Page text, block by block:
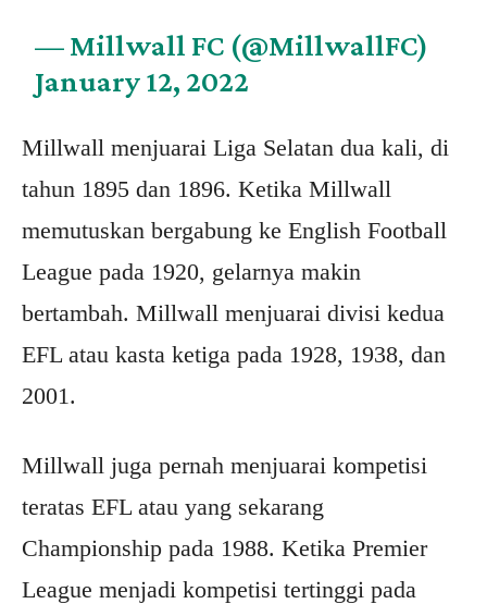
— Millwall FC (@MillwallFC)
January 12, 2022
Millwall menjuarai Liga Selatan dua kali, di
tahun 1895 dan 1896. Ketika Millwall
memutuskan bergabung ke English Football
League pada 1920, gelarnya makin
bertambah. Millwall menjuarai divisi kedua
EFL atau kasta ketiga pada 1928, 1938, dan
2001.
Millwall juga pernah menjuarai kompetisi
teratas EFL atau yang sekarang
Championship pada 1988. Ketika Premier
League menjadi kompetisi tertinggi pada